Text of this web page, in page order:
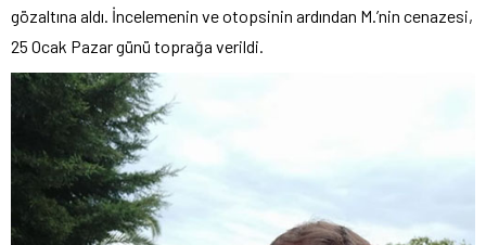
gözaltına aldı. İncelemenin ve otopsinin ardından M.’nin cenazesi,
25 Ocak Pazar günü toprağa verildi.